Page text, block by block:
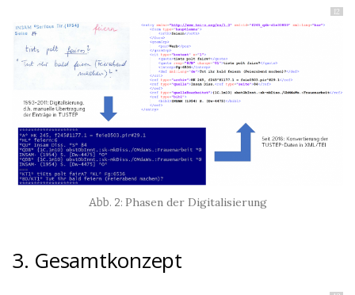
12
Phasen der Digitalisierung
3. Gesamtkonzept